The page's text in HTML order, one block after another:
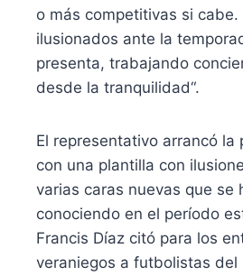
o más competitivas si cabe.
ilusionados ante la
presenta, trabajando
desde la tranquilidad“.
El representativo arrancó la
con una plantilla con
varias caras nuevas que se
conociendo en el período
Francis Díaz citó para los
veraniegos a futbolistas del